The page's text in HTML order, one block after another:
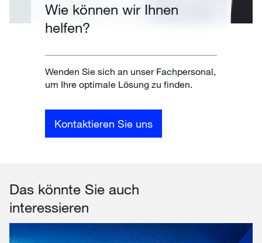
Wie können wir Ihnen
helfen?
Wenden Sie sich an unser Fachpersonal,
um Ihre optimale Lösung zu finden.
Kontaktieren Sie uns
Das könnte Sie auch
interessieren